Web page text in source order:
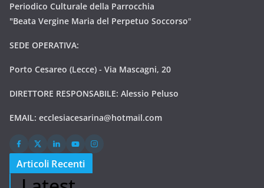
Periodico Culturale della Parrocchia
"Beata Vergine Maria del Perpetuo Soccorso"
SEDE OPERATIVA:
Porto Cesareo (Lecce) - Via Mascagni, 20
DIRETTORE RESPONSABILE: Alessio Peluso
EMAIL: ecclesiacesarina@hotmail.com
Articoli Recenti